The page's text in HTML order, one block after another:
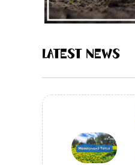
Latest News